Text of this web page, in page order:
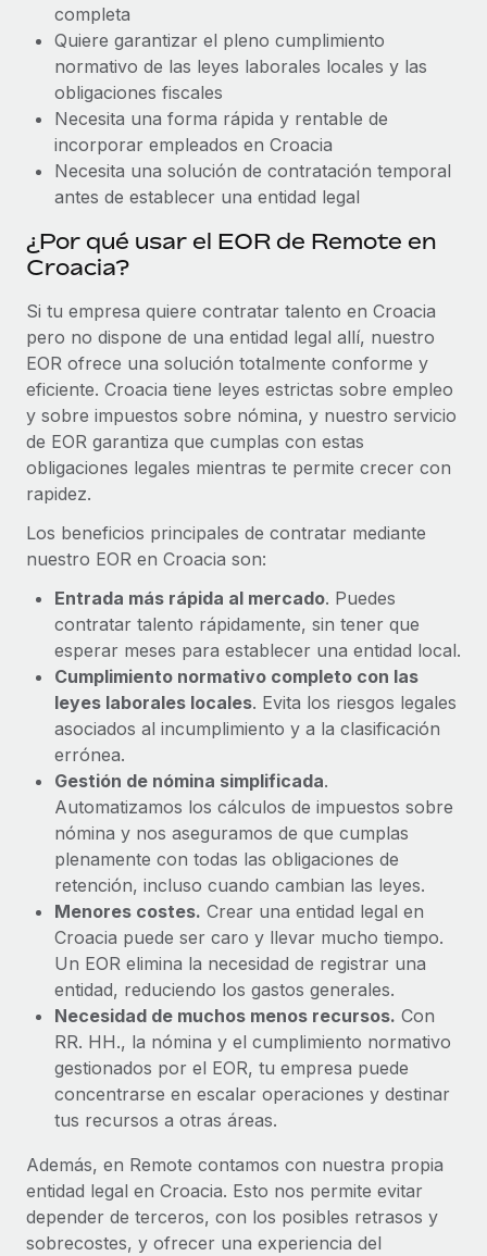
Pento se convierte en un empleador equitativo
con Remote
Gestionar las nóminas internamente es complicado. Tardas
semanas en hacerlo manualmente y, al mes...
Más información
completa
Quiere garantizar el pleno cumplimiento
normativo de las leyes laborales locales y las
obligaciones fiscales
Necesita una forma rápida y rentable de
incorporar empleados en Croacia
Necesita una solución de contratación temporal
antes de establecer una entidad legal
¿Por qué usar el EOR de Remote en
Croacia?
Si tu empresa quiere contratar talento en Croacia
pero no dispone de una entidad legal allí, nuestro
EOR ofrece una solución totalmente conforme y
eficiente. Croacia tiene leyes estrictas sobre empleo
y sobre impuestos sobre nómina, y nuestro servicio
de EOR garantiza que cumplas con estas
obligaciones legales mientras te permite crecer con
rapidez.
Los beneficios principales de contratar mediante
nuestro EOR en Croacia son:
Entrada más rápida al mercado. Puedes
contratar talento rápidamente, sin tener que
esperar meses para establecer una entidad local.
Cumplimiento normativo completo con las
leyes laborales locales. Evita los riesgos legales
asociados al incumplimiento y a la clasificación
errónea.
Gestión de nómina simplificada.
Automatizamos los cálculos de impuestos sobre
nómina y nos aseguramos de que cumplas
plenamente con todas las obligaciones de
retención, incluso cuando cambian las leyes.
Menores costes. Crear una entidad legal en
Croacia puede ser caro y llevar mucho tiempo.
Un EOR elimina la necesidad de registrar una
entidad, reduciendo los gastos generales.
Necesidad de muchos menos recursos. Con
RR. HH., la nómina y el cumplimiento normativo
gestionados por el EOR, tu empresa puede
concentrarse en escalar operaciones y destinar
tus recursos a otras áreas.
Además, en Remote contamos con nuestra propia
entidad legal en Croacia. Esto nos permite evitar
depender de terceros, con los posibles retrasos y
sobrecostes, y ofrecer una experiencia del